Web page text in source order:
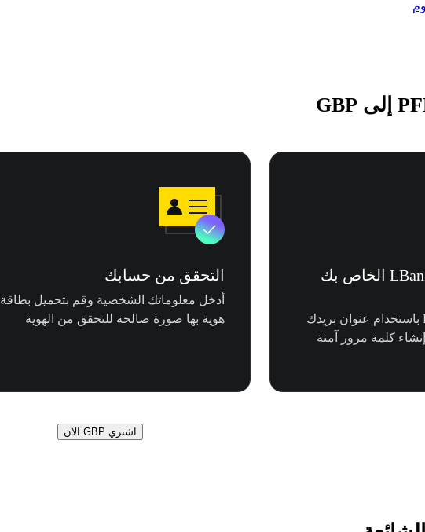
قم بإنشاء حساب LBank الخاص بك
قم بالتسجيل في LBank باستخدام عنوان بريدك
كلمة مرور آمنة
التحقق من حسابك
أدخل معلوماتك الشخصية وقم بتحميل بطاقة
هوية بها صورة صالحة للتحقق من الهوية
اشتري GBP الآن